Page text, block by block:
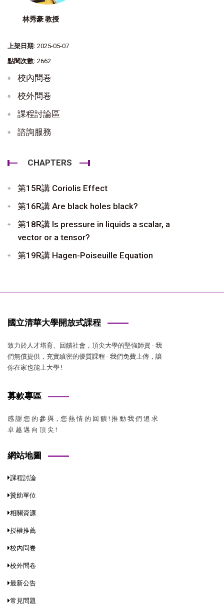
林秀豪 教授
上架日期: 2025-05-07
點閱次數: 2662
校內問卷
校外問卷
課程討論區
諮詢服務
CHAPTERS
第15R講 Coriolis Effect
第16R講 Are black holes black?
第18R講 Is pressure in liquids a scalar, a
vector or a tensor?
第19R講 Hagen-Poiseuille Equation
國立清華大學開放式課程
致力於人才培育、回饋社會，頂尖大學的堅強師資 - 我
們無償提供，充實縝密的優質課程 - 我們免費上傳，讓
你在家也能上大學 !
募款專區
感 謝 您 的 參 與，您 熱 情 的 回 饋 ! 推 動 我 們 追 求
卓 越 邁 向 頂 尖 !
網站地圖
課程討論
贊助單位
相關資源
授權推薦
校內問卷
校外問卷
最新公告
常見問題